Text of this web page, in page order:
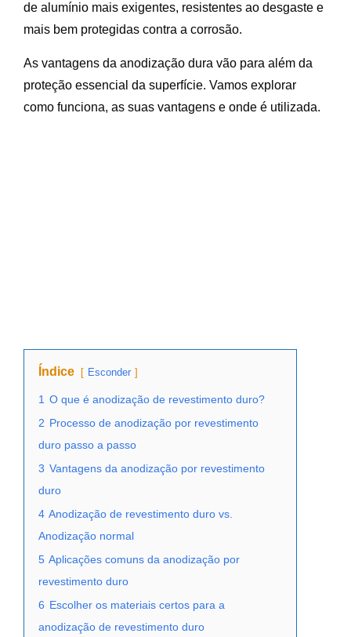
de alumínio mais exigentes, resistentes ao desgaste e
mais bem protegidas contra a corrosão.
As vantagens da anodização dura vão para além da
proteção essencial da superfície. Vamos explorar
como funciona, as suas vantagens e onde é utilizada.
Índice Esconder
1 O que é anodização de revestimento duro?
2 Processo de anodização por revestimento
duro passo a passo
3 Vantagens da anodização por revestimento
duro
4 Anodização de revestimento duro vs.
Anodização normal
5 Aplicações comuns da anodização por
revestimento duro
6 Escolher os materiais certos para a
anodização de revestimento duro